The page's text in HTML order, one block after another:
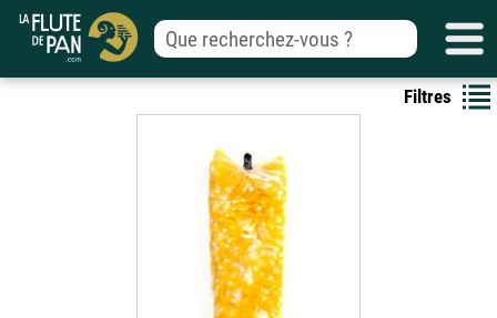
Filtres